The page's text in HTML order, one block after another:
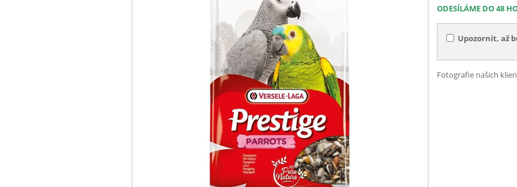
ODESÍLÁME DO 48
Upozornit, až
Fotografie našich